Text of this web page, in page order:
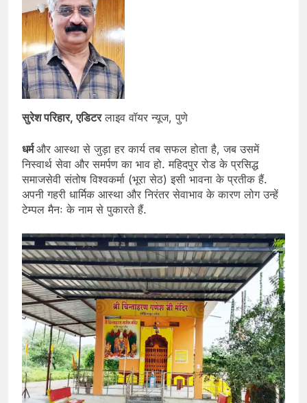
सुरेश परिहार, एडिटरलाइव वॉयर न्यूज, पुणे
धर्मऔर आस्था से जुड़ा हर कार्य तब सफल होता है, जब उसमें
निस्वार्थ सेवा और समर्पण का भाव हो. महिदपुर रोड के प्रसिद्ध
समाजसेवी संतोष विश्वकर्मा (भूरा सेठ) इसी भावना के प्रतीक हैं.
अपनी गहरी धार्मिक आस्था और निरंतर सेवाभाव के कारण लोग उन्हें
टेम्पल मैनः के नाम से पुकारते हैं.